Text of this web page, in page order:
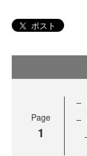
ポスト
Page
1